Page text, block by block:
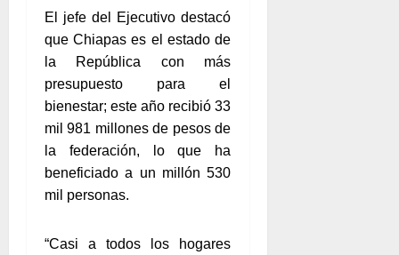
El jefe del Ejecutivo destacó
que Chiapas es el estado de
la República con más
presupuesto para el
bienestar; este año recibió 33
mil 981 millones de pesos de
la federación, lo que ha
beneficiado a un millón 530
mil personas.
“Casi a todos los hogares